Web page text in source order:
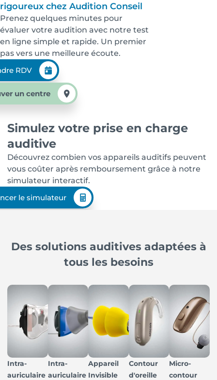
rigoureux chez Audition Conseil
Prenez quelques minutes pour
évaluer votre audition avec notre test
en ligne simple et rapide. Un premier
pas vers une meilleure écoute.
RDV
un centre
Simulez votre prise en charge
auditive
Découvrez combien vos appareils auditifs peuvent
vous coûter après remboursement grâce à notre
simulateur interactif.
le simulateur
Des solutions auditives adaptées à
tous les besoins
Intra-
auriculaire
Intra-
auriculaire
Appareil
Invisible
Contour
d'oreille
Micro-
contour